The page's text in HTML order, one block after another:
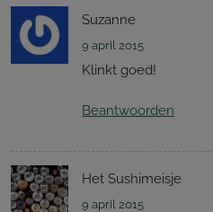
Suzanne
9 april 2015
Klinkt goed!
Beantwoorden
Het Sushimeisje
9 april 2015